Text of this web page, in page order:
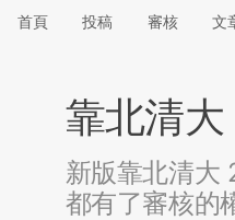
首頁 投稿 審核 文
靠北清
新版靠北清大
都有了審核的